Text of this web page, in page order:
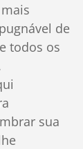
de
todos os
sua